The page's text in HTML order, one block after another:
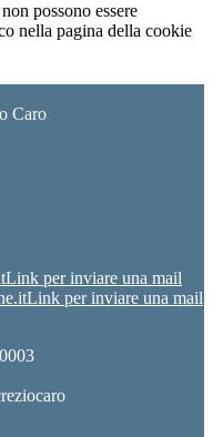
possono essere
nella pagina della cookie
Caro
Link per inviare una mail
Link per inviare una mail